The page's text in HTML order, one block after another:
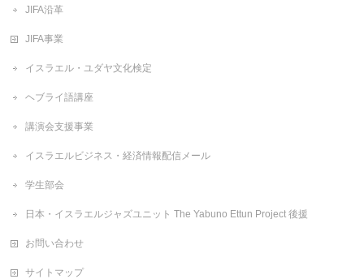
JIFA沿革
JIFA事業
イスラエル・ユダヤ文化検定
ヘブライ語講座
講演会支援事業
イスラエルビジネス・経済情報配信メール
学生部会
日本・イスラエルジャズユニット The Yabuno Ettun Project 後援
お問い合わせ
サイトマップ